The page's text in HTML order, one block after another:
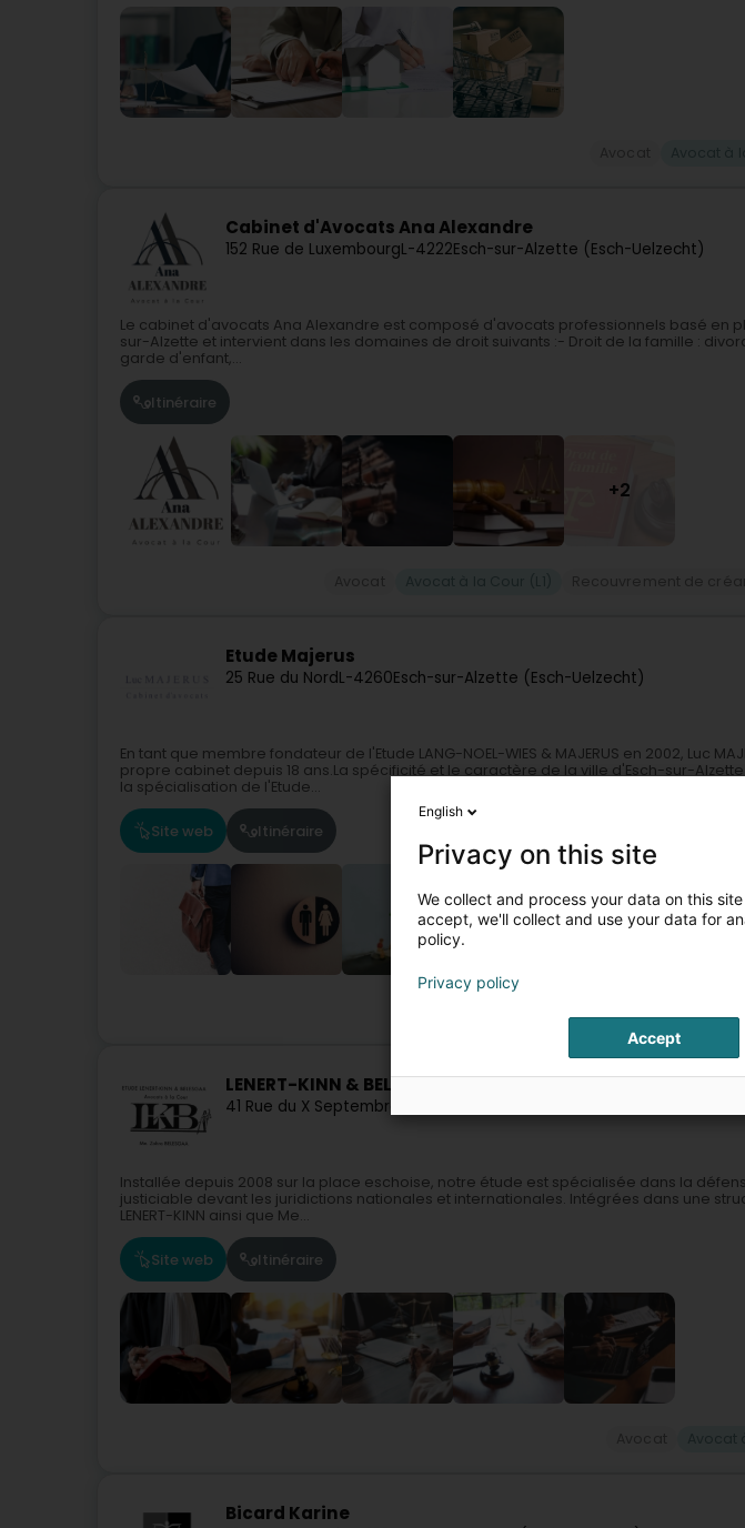
Cabinet d'Avocats Ana Alexandre
152 Rue de LuxembourgL-4222Esch-sur-Alzette (Esch-Uelzecht)
Le cabinet d'avocats Ana Alexandre est composé d'avocats professionnels basé en
sur-Alzette et intervient dans les domaines de droit suivants :- Droit de la famille :
garde d'enfant,...
Itinéraire
+2
Etude Majerus
25 Rue du NordL-4260Esch-sur-Alzette (Esch-Uelzecht)
En tant que membre fondateur de l'Etude LANG-NOEL-WIES & MAJERUS en 2002, Luc
propre cabinet depuis 18 ans.La spécificité et le caractère de la ville d'Esch-sur-
la spécialisation de l'Etude...
Site web Itinéraire
LENERT-KINN & BELESGAA
41 Rue du X Septembre
Installée depuis 2008 sur la place eschoise, notre étude est spécialisée dans la
justiciable devant les juridictions nationales et internationales. Intégrées dans une
LENERT-KINN ainsi que Me...
Site web Itinéraire
Bicard Karine
English
Privacy on this site
We collect and process your data on this
accept, we'll collect and use your data for
policy.
Privacy policy
Accept